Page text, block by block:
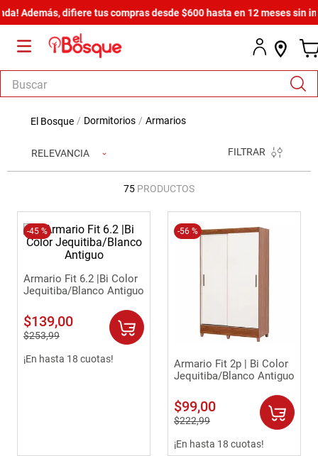
difiere tus compras desde $600 hasta en 12 meses sin intereses.
Buscar
dormitorios armarios
RELEVANCIA FILTRAR
75 PRODUCTOS
-45 %
Armario Fit 6.2 |Bi Color
Jequitiba/Blanco Antiguo
$139,00
$253,99
¡En hasta 18 cuotas!
-56 %
Armario Fit 2p | Bi Color
Jequitiba/Blanco Antiguo
$99,00
$222,99
¡En hasta 18 cuotas!
armario
zapatera
armario lux
cama
comoda
. sofa